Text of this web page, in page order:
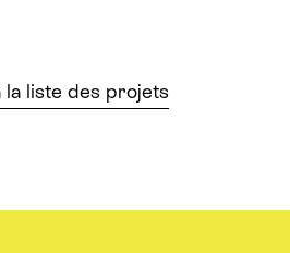
la liste des projets